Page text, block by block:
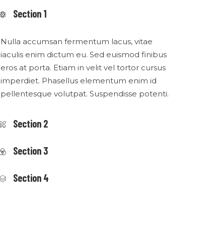
Section 1
Nulla accumsan fermentum lacus, vitae
iaculis enim dictum eu. Sed euismod finibus
eros at porta. Etiam in velit vel tortor cursus
imperdiet. Phasellus elementum enim id
pellentesque volutpat. Suspendisse potenti.
Section 2
Section 3
Section 4